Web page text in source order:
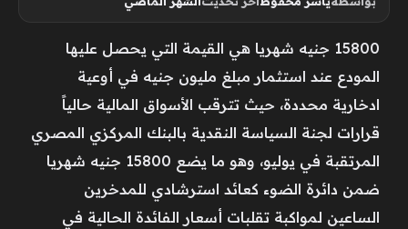
15800 جنيه شهريا هي القيمة التي يحصل عليها
المودع عند استثمار مبلغ مليون جنيه في أوعية
ادخارية محددة، حيث تترقب الأسواق المالية حالياً
قرارات لجنة السياسة النقدية بالبنك المركزي المصري
المرتقبة في يوليو، وهو ما يضع 15800 جنيه شهريا
ضمن دائرة الضوء كعائد استرشادي للمدخرين
الساعين لمواكبة تقلبات أسعار الفائدة الحالية في